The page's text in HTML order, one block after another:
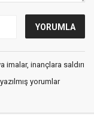
inançlara saldırı
yorumlar